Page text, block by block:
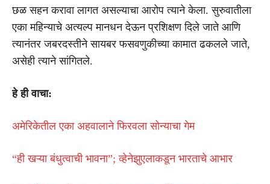
छळ सहन करावा लागत असल्याचा आरोप त्याने केला. सुरुवातीला
एका महिन्याचे अत्यल्प मानधन देऊन प्रशिक्षण दिले जाते आणि
त्यानंतर जबरदस्तीने सायबर फसवणुकीच्या कामात ढकलले जाते,
असेही त्याने सांगितले.
हे ही वाचा:
अमेरिकेतील एका अहवालाने फिरवला सोन्याचा गेम
“ही खऱ्या बंधुत्वाची भावना”; व्हेनेझुएलाकडून भारताचे आभार